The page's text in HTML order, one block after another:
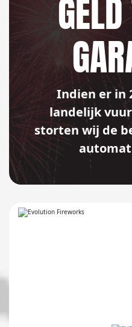
Indien er in
landelijk
storten wij de